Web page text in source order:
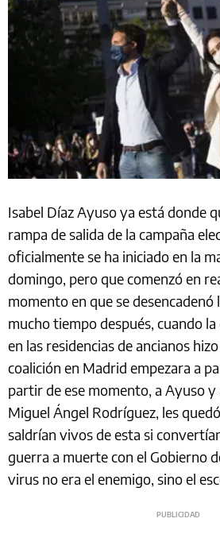
Isabel Díaz Ayuso ya está donde
rampa de salida de la campaña
oficialmente se ha iniciado en la
domingo, pero que comenzó en
momento en que se desencadenó
mucho tiempo después, cuando
en las residencias de ancianos
coalición en Madrid empezara a
partir de ese momento, a Ayuso
Miguel Ángel Rodríguez, les
saldrían vivos de esta si
guerra a muerte con el Gobierno
virus no era el enemigo, sino el